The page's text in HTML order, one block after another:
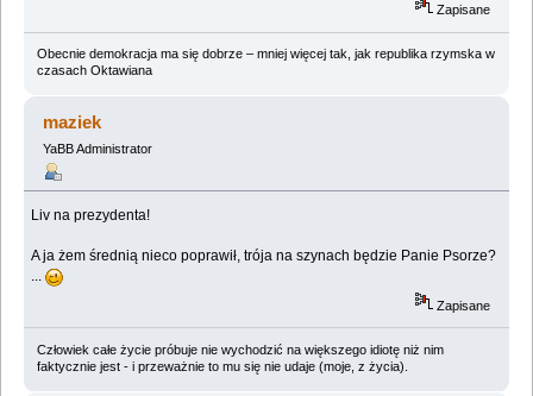
Zapisane
Obecnie demokracja ma się dobrze – mniej więcej tak, jak republika rzymska w
czasach Oktawiana
maziek
YaBB Administrator
Liv na prezydenta!
A ja żem średnią nieco poprawił, trója na szynach będzie Panie Psorze?
...
Zapisane
Człowiek całe życie próbuje nie wychodzić na większego idiotę niż nim
faktycznie jest - i przeważnie to mu się nie udaje (moje, z życia).